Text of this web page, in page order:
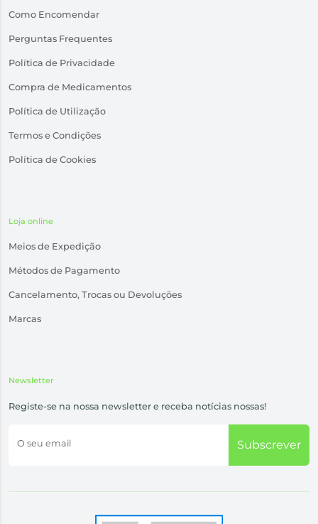
Como Encomendar
Perguntas Frequentes
Política de Privacidade
Compra de Medicamentos
Política de Utilização
Termos e Condições
Política de Cookies
Loja online
Meios de Expedição
Métodos de Pagamento
Cancelamento, Trocas ou Devoluções
Marcas
Newsletter
Registe-se na nossa newsletter e receba notícias nossas!
O seu email Subscrever